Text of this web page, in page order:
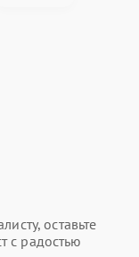
оставьте
с радостью